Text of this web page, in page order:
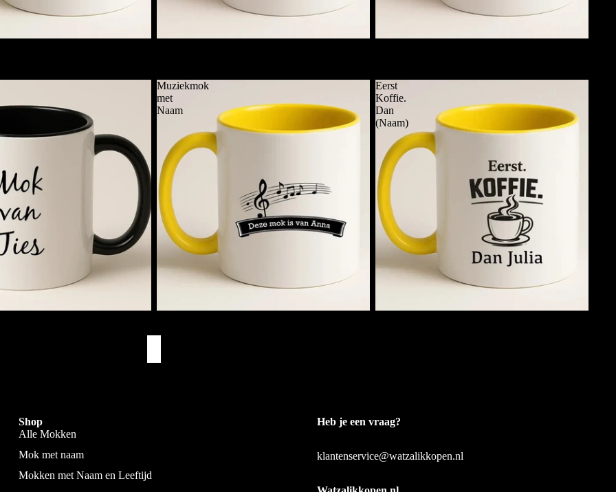
Muziekmok
met
Naam
Eerst
Koffie.
Dan
(Naam)
Shop
Alle Mokken
Mok met naam
Mokken met Naam en Leeftijd
Heb je een vraag?
klantenservice@watzalikkopen.nl